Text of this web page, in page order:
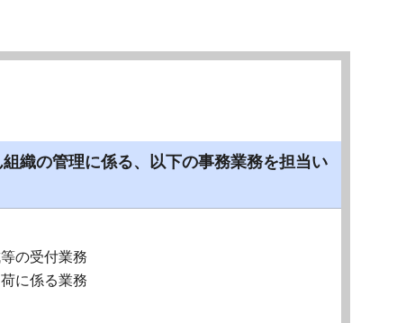
織の管理に係る、以下の事務業務を担当い
の受付業務
に係る業務